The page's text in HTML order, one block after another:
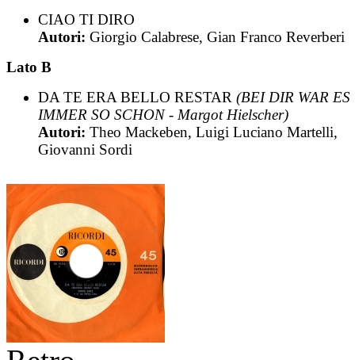
CIAO TI DIRO
Autori: Giorgio Calabrese, Gian Franco Reverberi
Lato B
DA TE ERA BELLO RESTAR (BEI DIR WAR ES
IMMER SO SCHON - Margot Hielscher)
Autori: Theo Mackeben, Luigi Luciano Martelli,
Giovanni Sordi